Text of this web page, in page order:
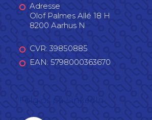
Adresse
Olof Palmes Allé 18 H
8200 Aarhus N
CVR: 39850885
EAN: 5798000363670